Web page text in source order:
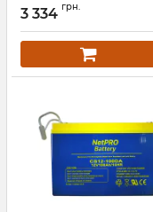
3 334 грн.